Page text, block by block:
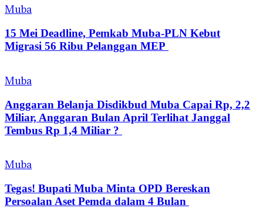
Muba
15 Mei Deadline, Pemkab Muba-PLN Kebut
Migrasi 56 Ribu Pelanggan MEP
Muba
Anggaran Belanja Disdikbud Muba Capai Rp, 2,2
Miliar, Anggaran Bulan April Terlihat Janggal
Tembus Rp 1,4 Miliar ?
Muba
Tegas! Bupati Muba Minta OPD Bereskan
Persoalan Aset Pemda dalam 4 Bulan